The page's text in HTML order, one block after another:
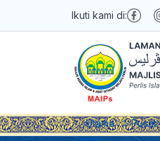
Ikuti kami di:
Utama Pusat